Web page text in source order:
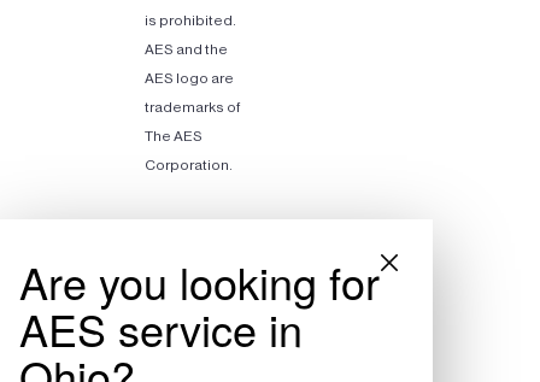
is prohibited.
AES and the
AES logo are
trademarks of
The AES
Corporation.
Are you looking for
AES service in